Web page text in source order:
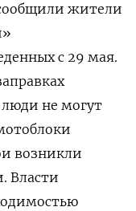
жители
с 29 мая.
не могут
возникли
Власти